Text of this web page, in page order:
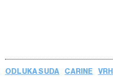
ODLUKA SUDA CARINE